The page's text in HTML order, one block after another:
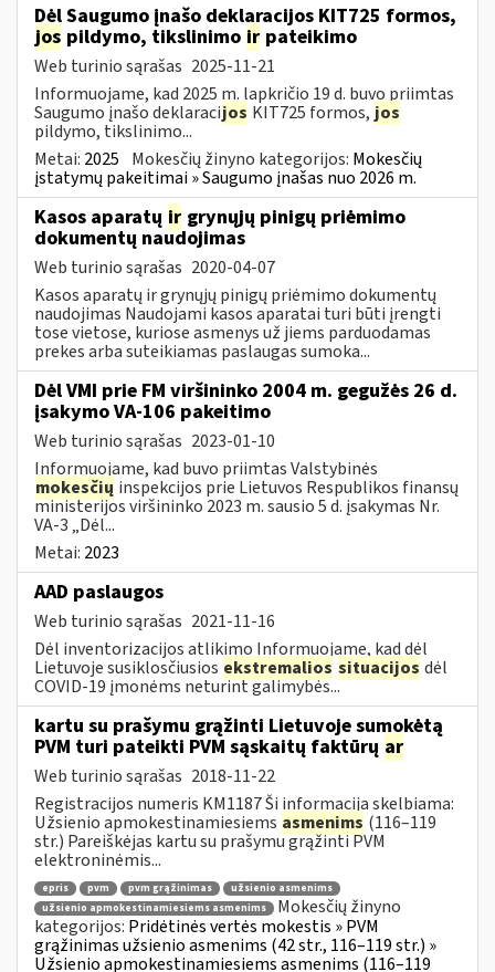
Dėl Saugumo įnašo deklaracijos KIT725 formos,
jos pildymo, tikslinimo ir pateikimo
Web turinio sąrašas 2025-11-21
Informuojame, kad 2025 m. lapkričio 19 d. buvo priimtas
Saugumo įnašo deklaracijos KIT725 formos, jos
pildymo, tikslinimo...
Metai: 2025 Mokesčių žinyno kategorijos: Mokesčių
įstatymų pakeitimai » Saugumo įnašas nuo 2026 m.
Kasos aparatų ir grynųjų pinigų priėmimo
dokumentų naudojimas
Web turinio sąrašas 2020-04-07
Kasos aparatų ir grynųjų pinigų priėmimo dokumentų
naudojimas Naudojami kasos aparatai turi būti įrengti
tose vietose, kuriose asmenys už jiems parduodamas
prekes arba suteikiamas paslaugas sumoka...
Dėl VMI prie FM viršininko 2004 m. gegužės 26 d.
įsakymo VA-106 pakeitimo
Web turinio sąrašas 2023-01-10
Informuojame, kad buvo priimtas Valstybinės
mokesčių inspekcijos prie Lietuvos Respublikos finansų
ministerijos viršininko 2023 m. sausio 5 d. įsakymas Nr.
VA-3 „Dėl...
Metai: 2023
AAD paslaugos
Web turinio sąrašas 2021-11-16
Dėl inventorizacijos atlikimo Informuojame, kad dėl
Lietuvoje susiklosčiusios ekstremalios situacijos dėl
COVID-19 įmonėms neturint galimybės...
kartu su prašymu grąžinti Lietuvoje sumokėtą
PVM turi pateikti PVM sąskaitų faktūrų ar
Web turinio sąrašas 2018-11-22
Registracijos numeris KM1187 Ši informacija skelbiama:
Užsienio apmokestinamiesiems asmenims (116–119
str.) Pareiškėjas kartu su prašymu grąžinti PVM
elektroninėmis...
epris pvm pvm grąžinimas
užsienio asmenims
užsienio apmokestinamiesiems asmenims
Mokesčių žinyno
kategorijos: Pridėtinės vertės mokestis » PVM
grąžinimas užsienio asmenims (42 str., 116–119 str.) »
Užsienio apmokestinamiesiems asmenims (116–119